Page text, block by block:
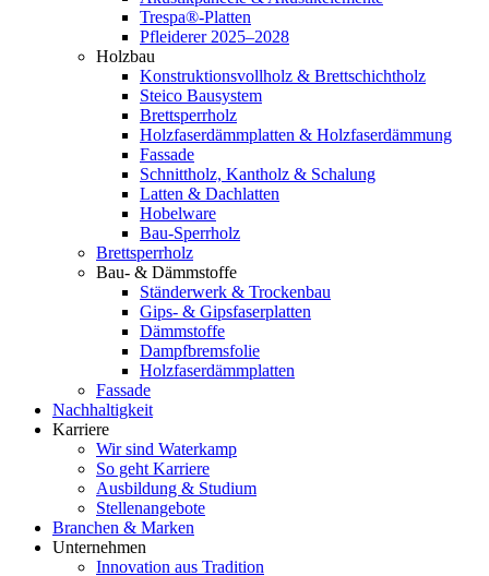
Trespa®-Platten
Pfleiderer 2025–2028
Holzbau
Konstruktionsvollholz & Brettschichtholz
Steico Bausystem
Brettsperrholz
Holzfaserdämmplatten & Holzfaserdämmung
Fassade
Schnittholz, Kantholz & Schalung
Latten & Dachlatten
Hobelware
Bau-Sperrholz
Brettsperrholz
Bau- & Dämmstoffe
Ständerwerk & Trockenbau
Gips- & Gipsfaserplatten
Dämmstoffe
Dampfbremsfolie
Holzfaserdämmplatten
Fassade
Nachhaltigkeit
Karriere
Wir sind Waterkamp
So geht Karriere
Ausbildung & Studium
Stellenangebote
Branchen & Marken
Unternehmen
Innovation aus Tradition